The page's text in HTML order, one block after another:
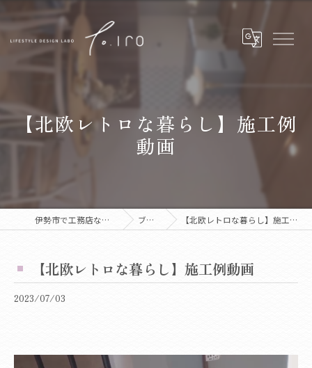
【北欧レトロな暮らし】施工例
動画
伊勢市で工務店ならtoiro ブログ 【北欧レトロな暮らし】施工例動画
【北欧レトロな暮らし】施工例動画
2023/07/03